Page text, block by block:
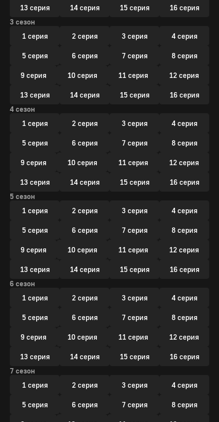
13 серия 14 серия 15 серия
16 серия
3 сезон
1 серия
2 серия 3 серия 4 серия
5 серия 6 серия 7 серия 8 серия
9 серия 10 серия 11 серия 12 серия
13 серия 14 серия 15 серия
16 серия
4 сезон
1 серия
2 серия 3 серия 4 серия
5 серия 6 серия 7 серия 8 серия
9 серия 10 серия 11 серия 12 серия
13 серия 14 серия 15 серия
16 серия
5 сезон
1 серия
2 серия 3 серия 4 серия
5 серия 6 серия 7 серия 8 серия
9 серия 10 серия 11 серия 12 серия
13 серия 14 серия 15 серия
16 серия
6 сезон
1 серия
2 серия 3 серия 4 серия
5 серия 6 серия 7 серия 8 серия
9 серия 10 серия 11 серия 12 серия
13 серия 14 серия 15 серия
16 серия
7 сезон
1 серия
2 серия 3 серия 4 серия
5 серия 6 серия 7 серия 8 серия